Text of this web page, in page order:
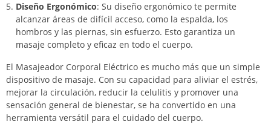
Diseño Ergonómico: Su diseño ergonómico te permite
alcanzar áreas de difícil acceso, como la espalda, los
hombros y las piernas, sin esfuerzo. Esto garantiza un
masaje completo y eficaz en todo el cuerpo.
El Masajeador Corporal Eléctrico es mucho más que un simple
dispositivo de masaje. Con su capacidad para aliviar el estrés,
mejorar la circulación, reducir la celulitis y promover una
sensación general de bienestar, se ha convertido en una
herramienta versátil para el cuidado del cuerpo.